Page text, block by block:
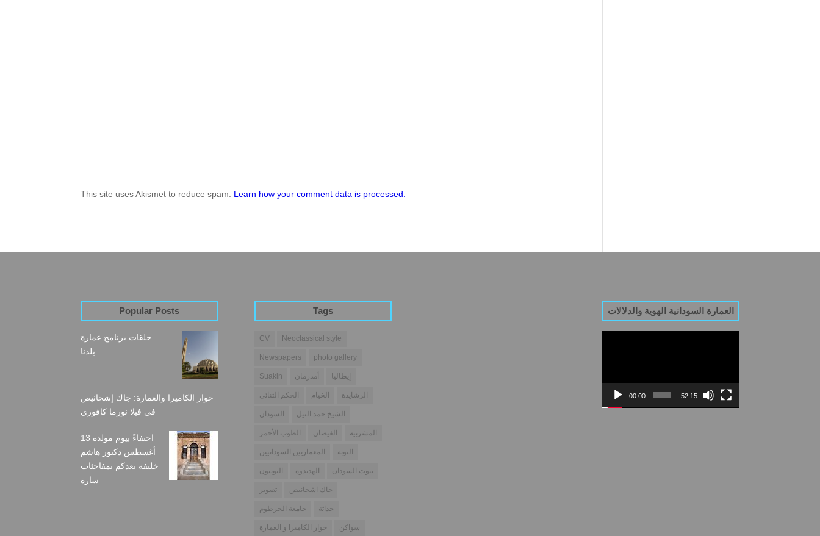
This site uses Akismet to reduce spam. Learn how your comment data is processed.
Popular Posts
حلقات برنامج عمارة
بلدنا
حوار الكاميرا والعمارة: جاك إشخانيص
في فيلا نورما كافوري
احتفاءً بيوم مولده 13
أغسطس دكتور هاشم
خليفة يعدكم بمفاجئات
سارة
Tags
CV Neoclassical style
Newspapers photo gallery
Suakin أمدرمان إيطاليا
الحكم الثنائي الخيام الرشايدة
السودان الشيخ حمد النيل
الطوب الأحمر الفيضان المشربية
المعماريين السودانيين النوبة
النوبيون الهدندوة بيوت السودان
تصوير جاك اشخانيص
جامعة الخرطوم حداثة
حوار الكاميرا و العمارة سواكن
العمارة السودانية الهوية والدلالات
00:00 52:15